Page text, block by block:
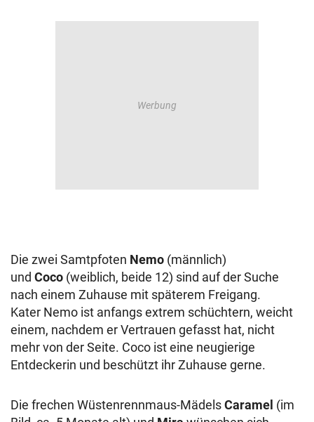
Die zwei Samtpfoten Nemo (männlich)
und Coco (weiblich, beide 12) sind auf der Suche
nach einem Zuhause mit späterem Freigang.
Kater Nemo ist anfangs extrem schüchtern, weicht
einem, nachdem er Vertrauen gefasst hat, nicht
mehr von der Seite. Coco ist eine neugierige
Entdeckerin und beschützt ihr Zuhause gerne.
Die frechen Wüstenrennmaus-MädelsCaramel (im